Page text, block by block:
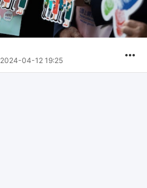
2024-04-12 19:25